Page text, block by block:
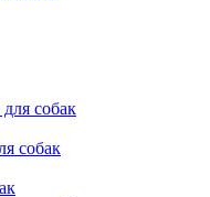
собак
собак